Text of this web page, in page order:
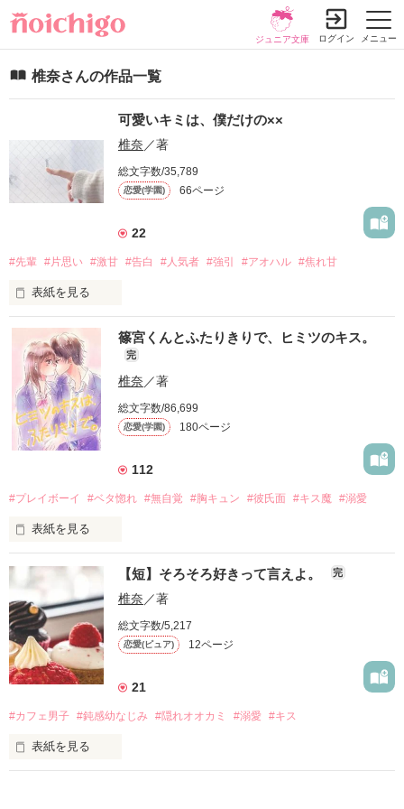
メニュー
ジュニア文庫 ログイン
椎奈さんの作品一覧
可愛いキミは、僕だけの××
椎奈 ／著
総文字数/35,789
恋愛(学園) 66ページ
22
#先輩 #片思い #激甘 #告白 #人気者 #強引 #アオハル #焦れ甘
表紙を見る
⋈*。
+
.
──もう逃がさない。絶対離さない。
これは俺のだ、
まるで、オオカミに狙われたうさぎのよう。
完璧超人なイケメンの先輩に
強引に迫られてます。
「私じゃ、先輩には釣り合わないです」
｢そんなこと考えてる余裕ないくらい、
惚れさせるから覚悟しといて｣
篠宮くんとふたりきりで、ヒミツのキス。
完
椎奈 ／著
総文字数/86,699
恋愛(学園) 180ページ
112
#プレイボーイ #ベタ惚れ #無自覚 #胸キュン #彼氏面 #キス魔 #溺愛
表紙を見る
わたしが片思いをしている男子は、
オモテの顔は学校一モテる
ウラの顔はとんでもない。
【短】そろそろ好きって言えよ。 完
椎奈 ／著
総文字数/5,217
恋愛(ピュア) 12ページ
21
#カフェ男子 #鈍感幼なじみ #隠れオオカミ #溺愛 #キス
表紙を見る